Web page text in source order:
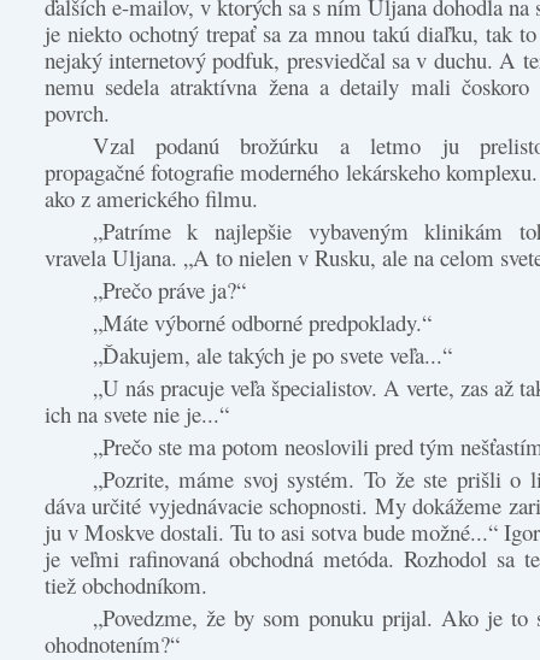
ďalších e-mailov, v ktorých sa s ním Uljana dohodla
je niekto ochotný trepať sa za mnou takú diaľku, tak
nejaký internetový podfuk, presviedčal sa v duchu. A
nemu sedela atraktívna žena a detaily mali čoskoro
povrch.
Vzal podanú brožúrku a letmo ju
propagačné fotografie moderného lekárskeho
ako z amerického filmu.
„Patríme k najlepšie vybaveným klinikám
vravela Uljana. „A to nielen v Rusku, ale na celom
„Prečo práve ja?“
„Máte výborné odborné predpoklady.“
„Ďakujem, ale takých je po svete veľa...“
„U nás pracuje veľa špecialistov. A verte, zas až
ich na svete nie je...“
„Prečo ste ma potom neoslovili pred tým
„Pozrite, máme svoj systém. To že ste prišli o
dáva určité vyjednávacie schopnosti. My dokážeme
ju v Moskve dostali. Tu to asi sotva bude možné...“
je veľmi rafinovaná obchodná metóda. Rozhodol sa
tiež obchodníkom.
„Povedzme, že by som ponuku prijal. Ako je to
ohodnotením?“